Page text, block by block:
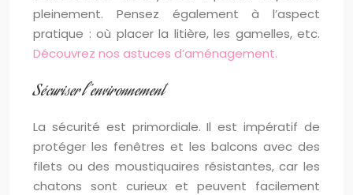
pleinement. Pensez également à l’aspect
pratique : où placer la litière, les gamelles, etc.
Découvrez nos astuces d’aménagement.
Sécuriser l’environnement
La sécurité est primordiale. Il est impératif de
protéger les fenêtres et les balcons avec des
filets ou des moustiquaires résistantes, car les
chatons sont curieux et peuvent facilement